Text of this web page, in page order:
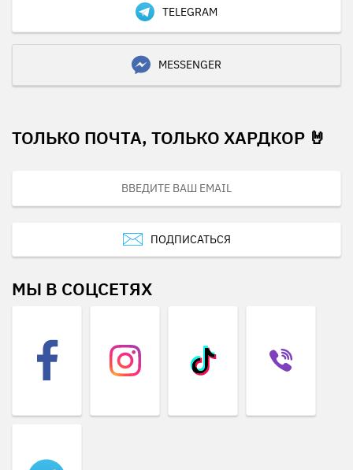
TELEGRAM
MESSENGER
ТОЛЬКО ПОЧТА, ТОЛЬКО ХАРДКОР 🤘
ПОДПИСАТЬСЯ
МЫ В СОЦСЕТЯХ